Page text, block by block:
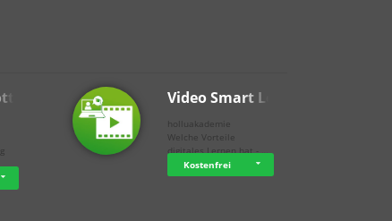
Video Smart Lea…
holluakademie
Welche Vorteile
digitales Lernen hat - …
Kostenfrei